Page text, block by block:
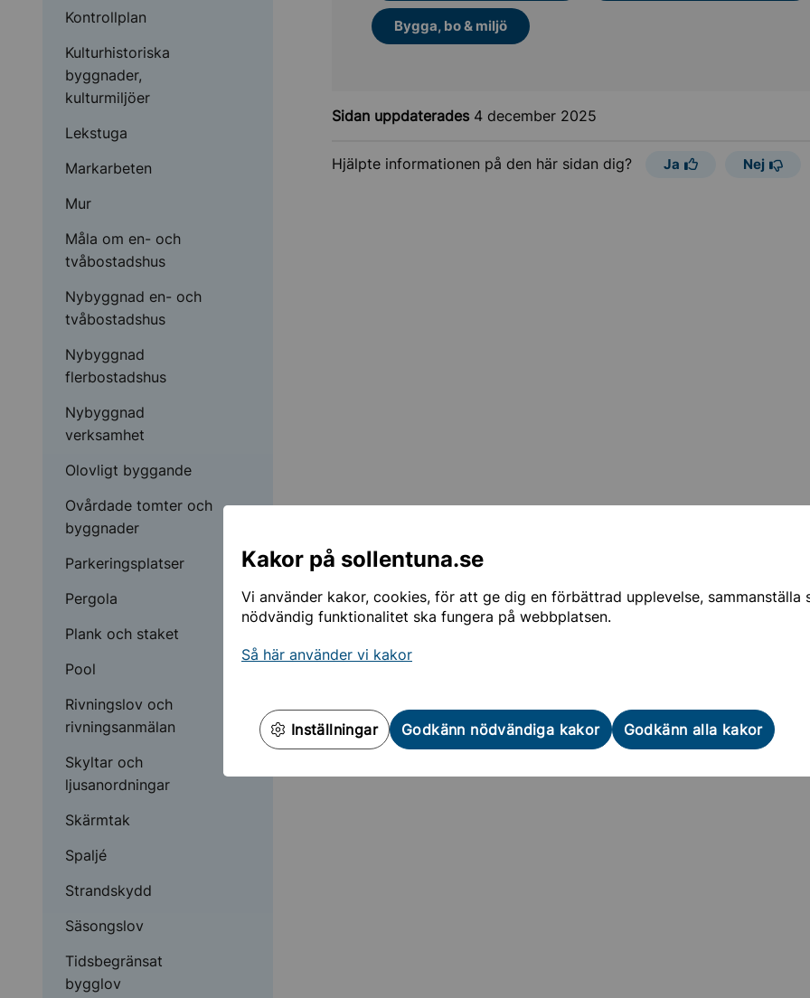
Kakor på sollentuna.se
Vi använder kakor, cookies, för att ge dig en förbättrad upplevelse,
nödvändig funktionalitet ska fungera på webbplatsen.
Så här använder vi kakor
Inställningar Godkänn nödvändiga kakor Godkänn alla kakor
Kontrollplan
Kulturhistoriska
byggnader,
kulturmiljöer
Lekstuga
Markarbeten
Mur
Måla om en- och
tvåbostadshus
Nybyggnad en- och
tvåbostadshus
Nybyggnad
flerbostadshus
Nybyggnad
verksamhet
Olovligt byggande
Ovårdade tomter och
byggnader
Parkeringsplatser
Pergola
Plank och staket
Pool
Rivningslov och
rivningsanmälan
Skyltar och
ljusanordningar
Skärmtak
Spaljé
Strandskydd
Säsongslov
Tidsbegränsat
bygglov
Bygga, bo & miljö
Sidan uppdaterades 4 december 2025
Hjälpte informationen på den här sidan dig? Ja Nej